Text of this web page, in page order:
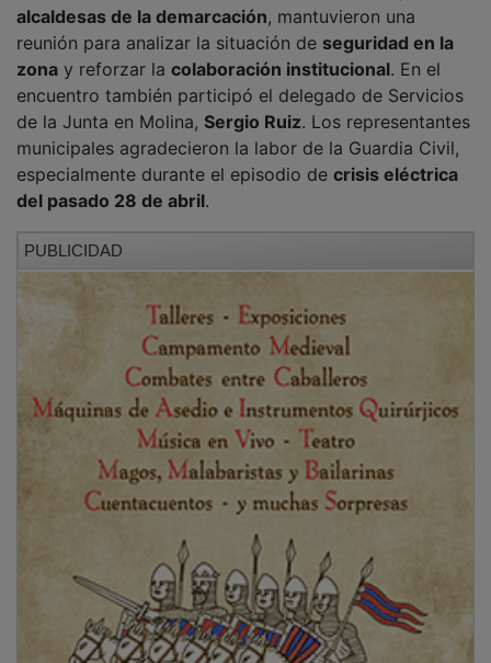
Al término de la jornada, se guardó un
silencio
frente al Ayuntamiento de Molina de Aragón
en señal de condena por el
asesinato machista
mujer de 38 años ocurrido en Cáceres. El acto
responde al protocolo de actuación de las
subdelegaciones del Gobierno tras cada crimen de
violencia de género. Con esta última víctima, son
las mujeres asesinadas en 2025por sus parejas o
exparejas y
nueve los menores
que han quedado
huérfanos.